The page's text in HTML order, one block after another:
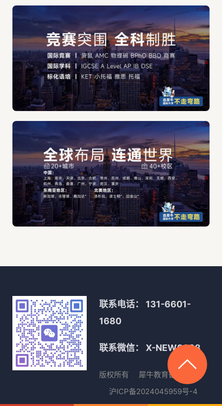
联系电话： 131-6601-
1680
联系微信： X-NEW0088
版权所有 犀牛教育备案号
沪ICP备2024045959号-4